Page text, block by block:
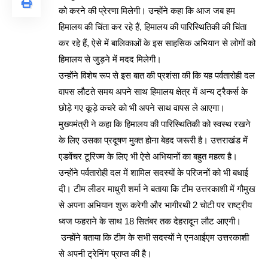
को करने की प्रेरणा मिलेगी। उन्होंने कहा कि आज जब हम
हिमालय की चिंता कर रहे हैं, हिमालय की पारिस्थितिकी की चिंता
कर रहे हैं, ऐसे में बालिकाओं के इस साहसिक अभियान से लोगों को
हिमालय से जुड़ने में मदद मिलेगी।
उन्होंने विशेष रूप से इस बात की प्रशंसा की कि यह पर्वतारोही दल
वापस लौटते समय अपने साथ हिमालय क्षेत्र में अन्य ट्रैकर्स के
छोड़े गए कूड़े कचरे को भी अपने साथ वापस ले आएगा।
मुख्यमंत्री ने कहा कि हिमालय की पारिस्थितिकी को स्वस्थ रखने
के लिए उसका प्रदूषण मुक्त होना बेहद जरूरी है। उत्तराखंड में
एडवेंचर टूरिज्म के लिए भी ऐसे अभियानों का बहुत महत्व है।
उन्होंने पर्वतारोही दल में शामिल सदस्यों के परिजनों को भी बधाई
दी। टीम लीडर माधुरी शर्मा ने बताया कि टीम उत्तरकाशी में गौमुख
से अपना अभियान शुरू करेगी और भागीरथी 2 चोटी पर राष्ट्रीय
ध्वज फहराने के साथ 18 सितंबर तक देहरादून लौट आएगी।
उन्होंने बताया कि टीम के सभी सदस्यों ने एनआईएम उत्तरकाशी
से अपनी ट्रेनिंग प्राप्त की है।